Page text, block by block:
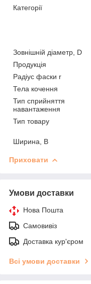
Категорії
Зовнішній діаметр, D
Продукція
Радіус фаски r
Тела кочення
Тип сприйняття
навантаження
Тип товару
Ширина, B
Приховати
Умови доставки
Нова Пошта
Самовивіз
Доставка кур'єром
Всі умови доставки